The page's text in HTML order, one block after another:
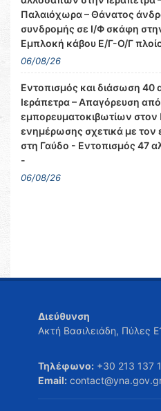
Παλαιόχωρα – Θάνατος
συνδρομής σε Ι/Φ σκάφη
Εμπλοκή κάβου Ε/Γ-Ο/Γ
06/08/26
Εντοπισμός και διάσωση
Ιεράπετρα – Απαγόρευση
εμπορευματοκιβωτίων στον
ενημέρωσης σχετικά με
στη Γαύδο - Εντοπισμός 47
-
06/08/26
Διεύθυνση
Ακτή Βασιλειάδη, Πύλες
Τηλέφωνο: +30 213 137
Email: